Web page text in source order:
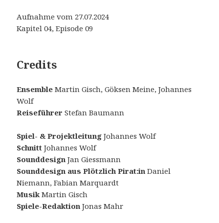
Aufnahme vom 27.07.2024
Kapitel 04, Episode 09
Credits
Ensemble Martin Gisch, Göksen Meine, Johannes
Wolf
Reiseführer Stefan Baumann
Spiel- & Projektleitung Johannes Wolf
Schnitt Johannes Wolf
Sounddesign Jan Giessmann
Sounddesign aus Plötzlich Pirat:in Daniel
Niemann, Fabian Marquardt
MusikMartin Gisch
Spiele-Redaktion Jonas Mahr